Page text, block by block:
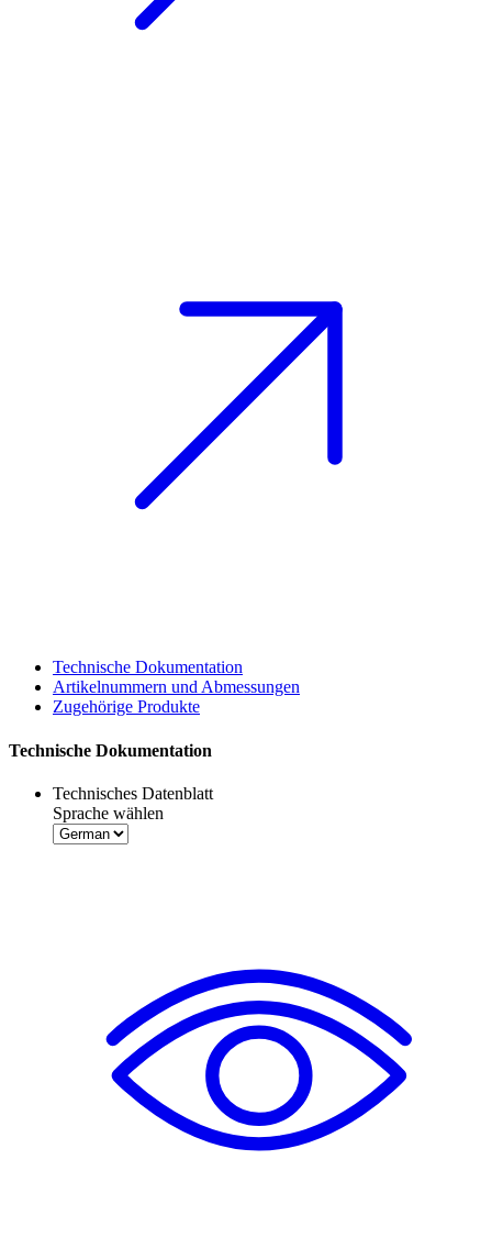
Technische Dokumentation
Artikelnummern und Abmessungen
Zugehörige Produkte
Technische Dokumentation
Technisches Datenblatt
Sprache wählen